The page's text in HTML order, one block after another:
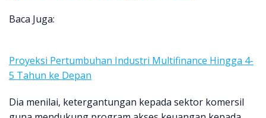
Baca Juga:
Proyeksi Pertumbuhan Industri Multifinance Hingga 4-
5 Tahun ke Depan
Dia menilai, ketergantungan kepada sektor komersil